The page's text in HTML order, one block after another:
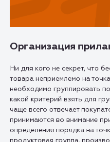
Организация
Ни для кого не секрет, что
товара неприемлемо на
необходимо группировать
какой критерий взять для
чаще всего отвечает
принимаются во внимание
определения порядка на